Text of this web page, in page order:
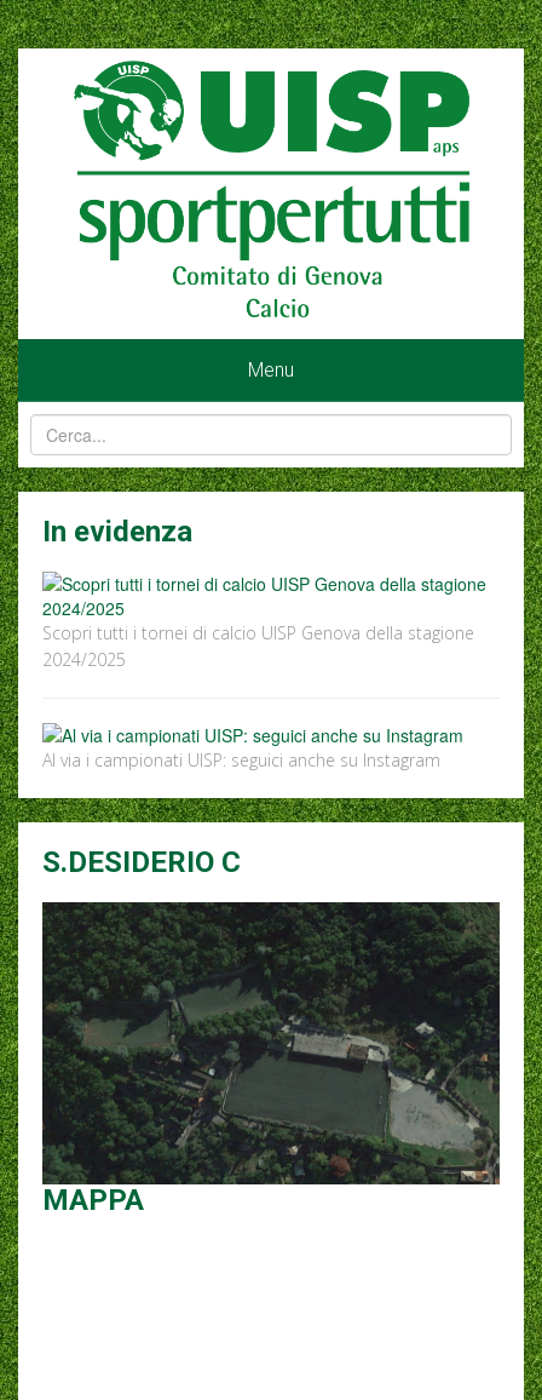
Menu
In evidenza
Scopri tutti i tornei di calcio UISP Genova della stagione
2024/2025
Al via i campionati UISP: seguici anche su Instagram
S.DESIDERIO C
MAPPA